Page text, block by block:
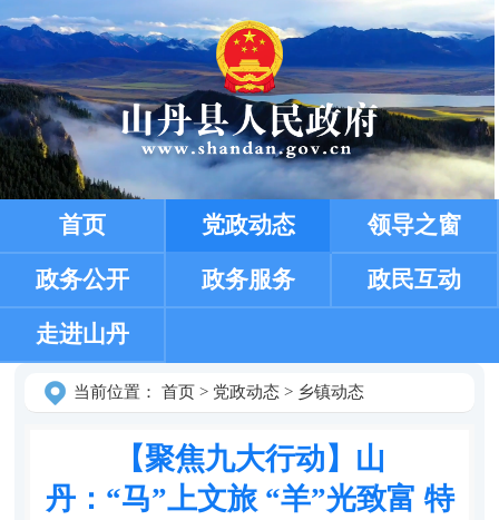
首页 党政动态 领导之窗
政务公开 政务服务 政民互动
走进山丹
当前位置： 首页> 党政动态> 乡镇动态
【聚焦九大行动】山
丹：“马”上文旅 “羊”光致富 特